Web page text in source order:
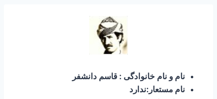
نام و نام خانوادگی : قاسم دانشفر
نام مستعار:ندارد